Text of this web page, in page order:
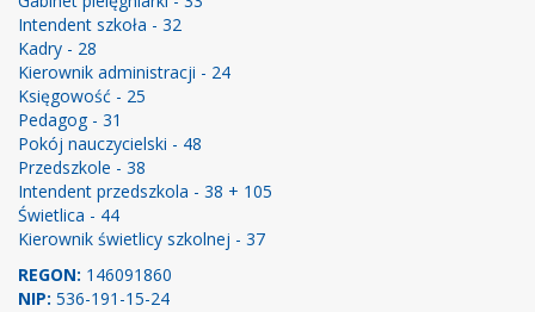
Intendent szkoła - 32
Kadry - 28
Kierownik administracji - 24
Księgowość - 25
Pedagog - 31
Pokój nauczycielski - 48
Przedszkole - 38
Intendent przedszkola - 38 + 105
Świetlica - 44
Kierownik świetlicy szkolnej - 37
REGON: 146091860
NIP: 536-191-15-24